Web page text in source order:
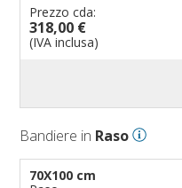
Prezzo cda:
318,00 €
(IVA inclusa)
Bandiere in Raso
70X100 cm